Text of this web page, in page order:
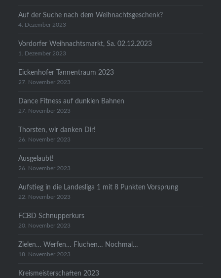
Auf der Suche nach dem Weihnachtsgeschenk?
4. Dezember 2023
Vordorfer Weihnachtsmarkt, Sa. 02.12.2023
1. Dezember 2023
Eickenhofer Tannentraum 2023
27. November 2023
Dance Fitness auf dunklen Bahnen
27. November 2023
Thorsten, wir danken Dir!
26. November 2023
Ausgelaubt!
26. November 2023
Aufstieg in die Landesliga 1 mit 8 Punkten Vorsprung
22. November 2023
FCBD Schnupperkurs
20. November 2023
Zielen… Werfen… Fluchen… Nochmal…
18. November 2023
Kreismeisterschaften 2023